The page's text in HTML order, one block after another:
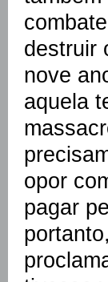
destruir
nove
aquela
opor
pagar